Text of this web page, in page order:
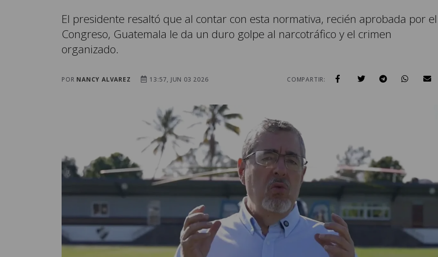
El presidente resaltó que al contar con esta normativa, recién aprobada por el
Congreso, Guatemala le da un duro golpe al narcotráfico y el crimen
organizado.
POR NANCY ALVAREZ 13:57, JUN 03 2026 COMPARTIR: